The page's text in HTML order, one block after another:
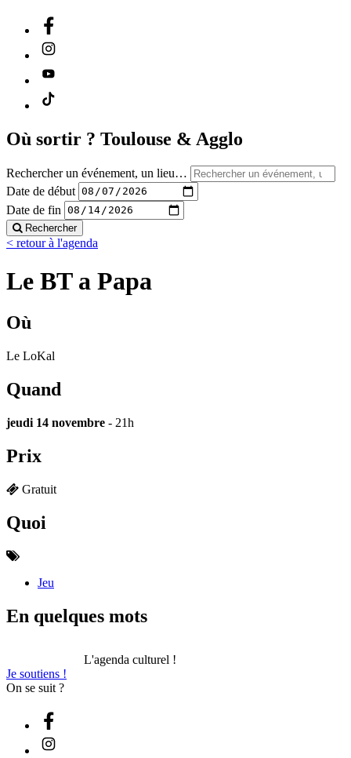
Où sortir ? Toulouse & Agglo
Rechercher un événement, un lieu…
Date de début
Date de fin
Rechercher
< retour à l'agenda
Le BT a Papa
Où
Le LoKal
Quand
jeudi 14 novembre - 21h
Prix
Gratuit
Quoi
Jeu
En quelques mots
L'agenda culturel !
Je soutiens !
On se suit ?